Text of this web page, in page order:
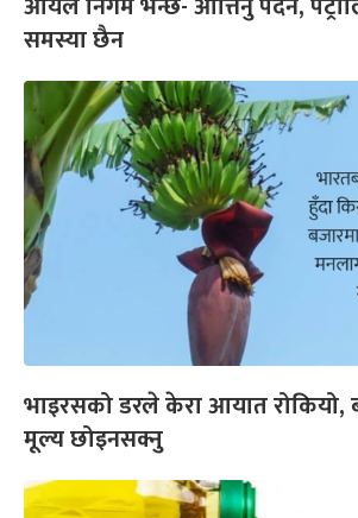
समस्या छैन
भाइरसको डरले केरा आयात रोकियो,
मूल्य छोइनसक्नु